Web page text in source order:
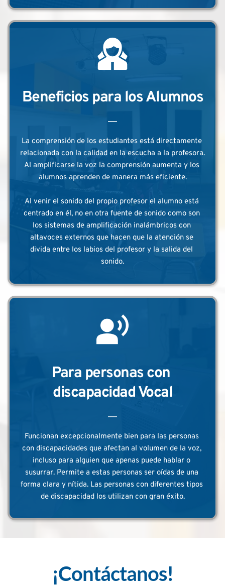
Beneficios para los Alumnos
La comprensión de los estudiantes está directamente
relacionada con la calidad en la escucha a la profesora.
Al amplificarse la voz la comprensión aumenta y los
alumnos aprenden de manera más eficiente.
Al venir el sonido del propio profesor el alumno está
centrado en él, no en otra fuente de sonido como son
los sistemas de amplificación inalámbricos con
altavoces externos que hacen que la atención se
divida entre los labios del profesor y la salida del
sonido.
Para personas con
discapacidad Vocal
Funcionan excepcionalmente bien para las personas
con discapacidades que afectan al volumen de la voz,
incluso para alguien que apenas puede hablar o
susurrar. Permite a estas personas ser oídas de una
forma clara y nítida. Las personas con diferentes tipos
de discapacidad los utilizan con gran éxito.
¡Contáctanos!